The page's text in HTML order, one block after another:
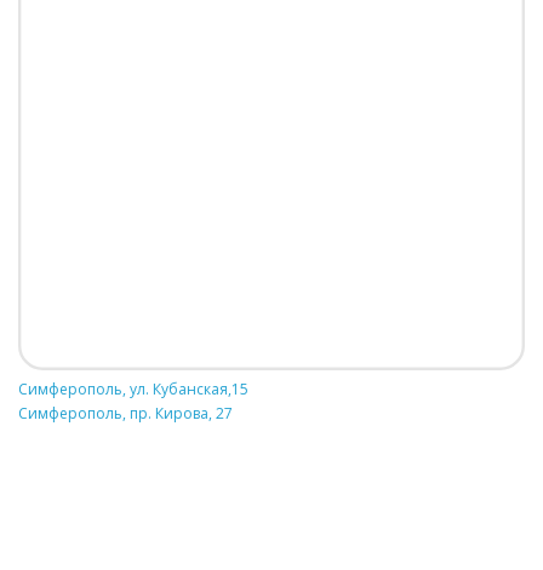
Симферополь, ул. Кубанская,15
Симферополь, пр. Кирова, 27